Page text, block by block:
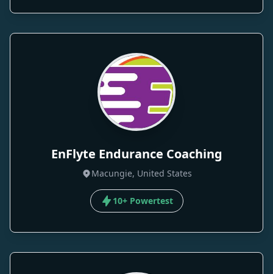
EnFlyte Endurance Coaching
Macungie, United States
10+ Powertest